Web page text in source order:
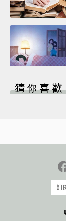
猜你喜歡